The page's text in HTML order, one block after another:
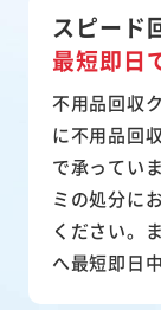
スピード
最短即日
不用品回収
に不用品回
で承ってい
ミの処分に
ください。
へ最短即日